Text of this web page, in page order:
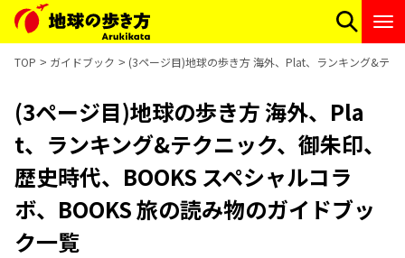
TOP ガイドブック (3ページ目)地球の歩き方 海外、Plat、ランキング&テ
(3ページ目)地球の歩き方 海外、Pla
t、ランキング&テクニック、御朱印、
歴史時代、BOOKS スペシャルコラ
ボ、BOOKS 旅の読み物のガイドブッ
ク一覧